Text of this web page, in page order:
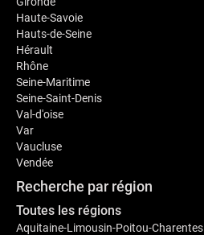
Haute-Savoie
Hauts-de-Seine
Hérault
Rhône
Seine-Maritime
Seine-Saint-Denis
Val-d'oise
Var
Vaucluse
Vendée
Recherche par région
Toutes les régions
Aquitaine-Limousin-Poitou-Charentes